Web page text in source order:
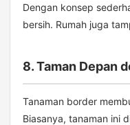
Dengan konsep
bersih. Rumah juga
8. Taman Depan
Tanaman border
Biasanya, tanaman ini